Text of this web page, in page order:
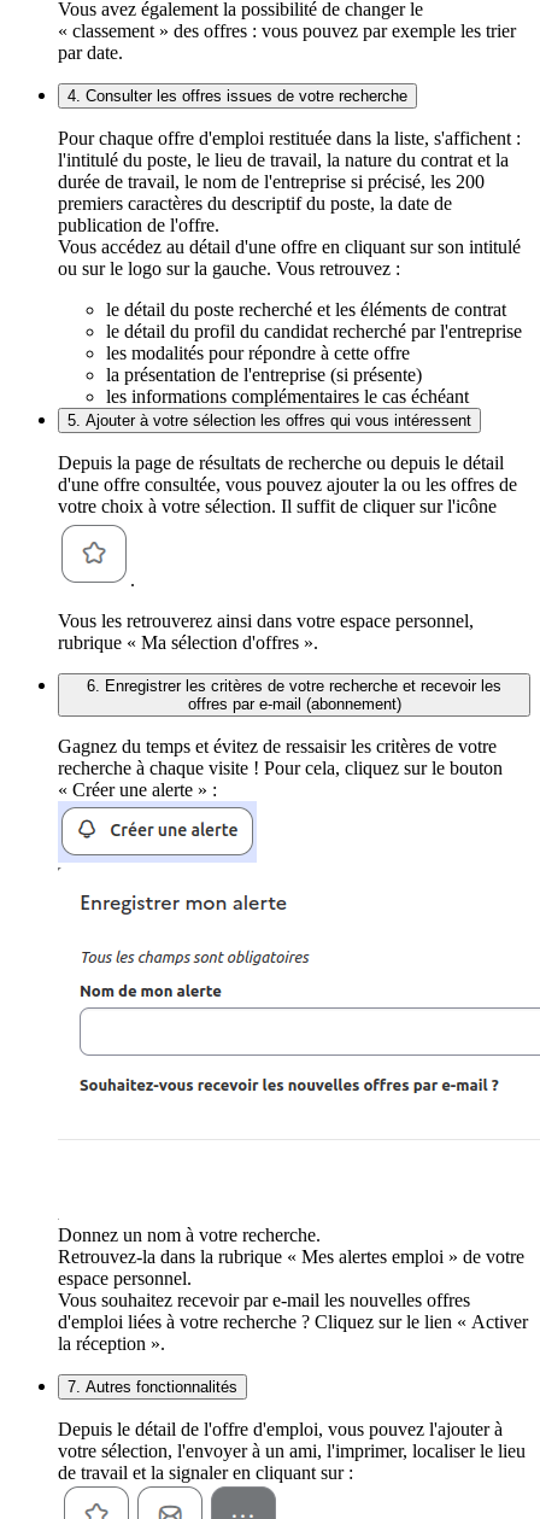
Vous avez également la possibilité de changer le
« classement » des offres : vous pouvez par exemple les trier
par date.
4. Consulter les offres issues de votre recherche
Pour chaque offre d'emploi restituée dans la liste, s'affichent :
l'intitulé du poste, le lieu de travail, la nature du contrat et la
durée de travail, le nom de l'entreprise si précisé, les 200
premiers caractères du descriptif du poste, la date de
publication de l'offre.
Vous accédez au détail d'une offre en cliquant sur son intitulé
ou sur le logo sur la gauche. Vous retrouvez :
le détail du poste recherché et les éléments de contrat
le détail du profil du candidat recherché par l'entreprise
les modalités pour répondre à cette offre
la présentation de l'entreprise (si présente)
les informations complémentaires le cas échéant
5. Ajouter à votre sélection les offres qui vous intéressent
Depuis la page de résultats de recherche ou depuis le détail
d'une offre consultée, vous pouvez ajouter la ou les offres de
votre choix à votre sélection. Il suffit de cliquer sur l'icône
.
Vous les retrouverez ainsi dans votre espace personnel,
rubrique « Ma sélection d'offres ».
6. Enregistrer les critères de votre recherche et recevoir les
offres par e-mail (abonnement)
Gagnez du temps et évitez de ressaisir les critères de votre
recherche à chaque visite ! Pour cela, cliquez sur le bouton
« Créer une alerte » :
Donnez un nom à votre recherche.
Retrouvez-la dans la rubrique « Mes alertes emploi » de votre
espace personnel.
Vous souhaitez recevoir par e-mail les nouvelles offres
d'emploi liées à votre recherche ? Cliquez sur le lien « Activer
la réception ».
7. Autres fonctionnalités
Depuis le détail de l'offre d'emploi, vous pouvez l'ajouter à
votre sélection, l'envoyer à un ami, l'imprimer, localiser le lieu
de travail et la signaler en cliquant sur :